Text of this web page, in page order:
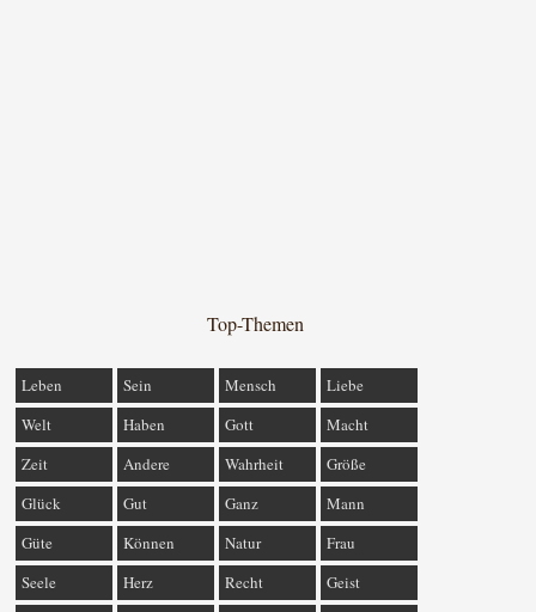
Top-Themen
Leben Sein Mensch
Liebe
Welt
Haben Gott
Macht
Zeit
Andere Wahrheit
Größe
Glück
Gut Ganz
Mann
Güte
Können Natur
Frau
Seele
Herz Recht
Geist